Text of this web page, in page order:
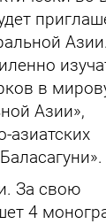
Азии.
в
Азии»,
азиатских
За свою
4